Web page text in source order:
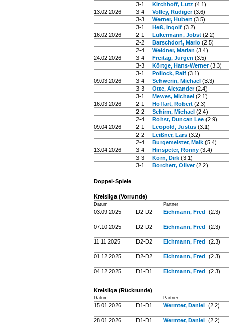
3-1
Kirchhoff, Lutz (4.1)
13.02.2026
3-4 Volley, Rüdiger(3.6)
3-3
Werner, Hubert (3.5)
3-1
Heß, Ingolf (3.2)
16.02.2026
2-1 Lükermann, Jobst (2.2)
2-2
Barschdorf, Mario (2.5)
2-4
Weidner, Marian (3.4)
24.02.2026
3-4 Freitag, Jürgen (3.5)
3-3
Körtge, Hans-Werner(3.3)
3-1
Pollock, Ralf (3.1)
09.03.2026
3-4 Schwerin, Michael (3.3)
3-3
Otte, Alexander(2.4)
3-1
Mewes, Michael (2.1)
16.03.2026
2-1 Hoffart, Robert (2.3)
2-2
Schirm, Michael (2.4)
2-4
Rohst, Duncan Lee (2.9)
09.04.2026
2-1 Leopold, Justus (3.1)
2-2
Leißner, Lars (3.2)
2-4
Burgemeister, Maik (5.4)
13.04.2026
3-4 Hinspeter, Ronny (3.4)
3-3
Korn, Dirk (3.1)
3-1
Borchert, Oliver(2.2)
Doppel-Spiele
Kreisliga (Vorrunde)
Datum Partner
03.09.2025 D2-D2 Eichmann, Fred (2.3)
07.10.2025 D2-D2 Eichmann, Fred (2.3)
11.11.2025 D2-D2 Eichmann, Fred (2.3)
01.12.2025 D2-D2 Eichmann, Fred (2.3)
04.12.2025 D1-D1 Eichmann, Fred (2.3)
Kreisliga (Rückrunde)
Datum Partner
15.01.2026 D1-D1 Wermter, Daniel (2.2)
28.01.2026 D1-D1 Wermter, Daniel (2.2)